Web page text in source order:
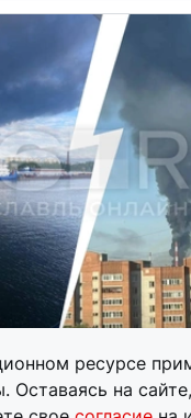
ресурсе
Оставаясь на
последствия